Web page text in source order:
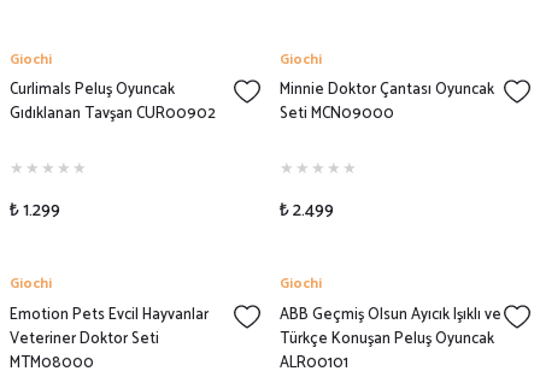
Giochi
Curlimals Peluş Oyuncak
Gıdıklanan Tavşan CUR00902
₺ 1.299
Giochi
Minnie Doktor Çantası Oyuncak
Seti MCN09000
₺ 2.499
Giochi
Emotion Pets Evcil Hayvanlar
Veteriner Doktor Seti
MTM08000
Giochi
ABB Geçmiş Olsun Ayıcık Işıklı ve
Türkçe Konuşan Peluş Oyuncak
ALR00101